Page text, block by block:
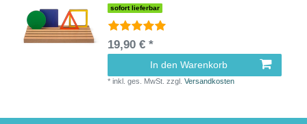
sofort lieferbar
19,90 € *
In den Warenkorb
*inkl. ges. MwSt. zzgl.Versandkosten